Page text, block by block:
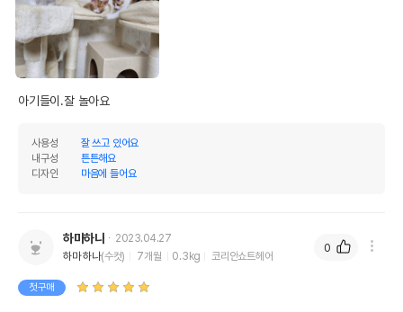
아기들이.잘 놀아요
사용성
잘 쓰고 있어요
내구성
튼튼해요
디자인
마음에 들어요
하마하나
2023.04.27
하마 하나(수컷) 7개월 0.3kg 코리안쇼트헤어
첫구매
0